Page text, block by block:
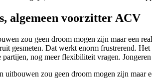
algemeen voorzitter ACV
zou geen droom mogen zijn maar een
gesmeten. Dat werkt enorm frustrerend.
partijen, nog meer flexibiliteit vragen.
uitbouwen zou geen droom mogen zijn maar